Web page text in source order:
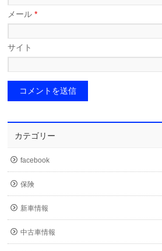
メール*
サイト
カテゴリー
facebook
保険
新車情報
中古車情報